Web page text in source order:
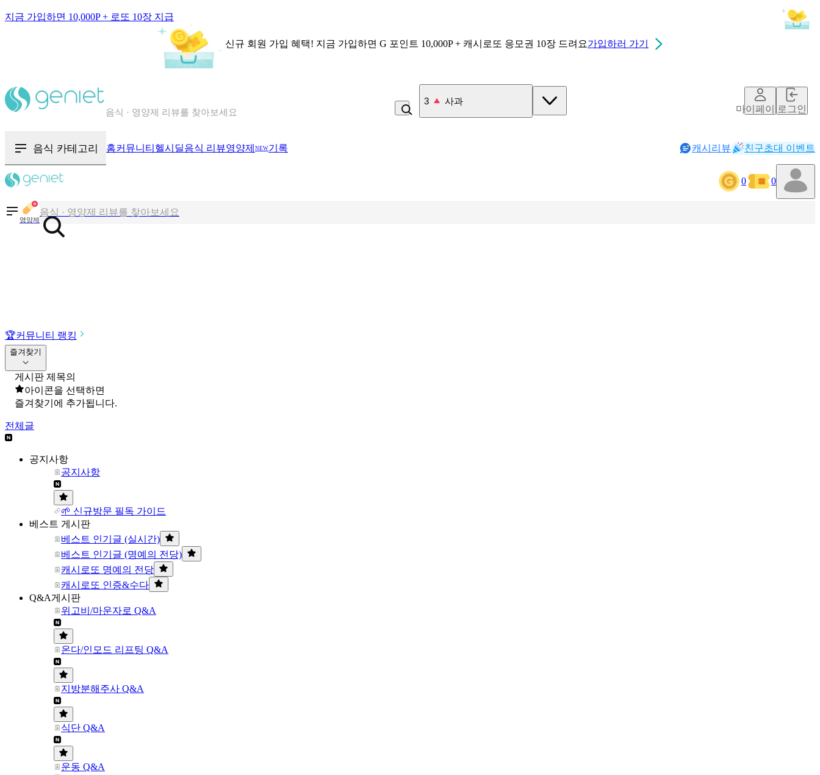
지금 가입하면 10,000P + 로또 10장 지급
신규 회원 가입 혜택! 지금 가입하면 G 포인트 10,000P + 캐시로또 응모권 10장 드려요가입하러 가기
칼로리와 영양성분을 검색해보세요
3 사과
마이페이지로그인
음식 카테고리 홈커뮤니티 헬시딜음식 리뷰영양제 NEW기록 캐시리뷰 친구초대 이벤트
0 0
영양제
칼로리와 영양성분을 검색해보세요
혈당 · 다이어트 음식 검색해보세요
🏆커뮤니티 랭킹
즐겨찾기
게시판 제목의
아이콘을 선택하면
즐겨찾기에 추가됩니다.
전체글
공지사항
공지사항
🌱 신규방문 필독 가이드
베스트 게시판
베스트 인기글 (실시간)
베스트 인기글 (명예의 전당)
캐시로또 명예의 전당
캐시로또 인증&수다
Q&A게시판
위고비/마운자로 Q&A
온다/인모드 리프팅 Q&A
지방분해주사 Q&A
식단 Q&A
운동 Q&A